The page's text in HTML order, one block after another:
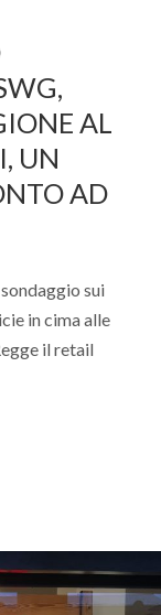
AL
UN
AD
sui
in cima alle
il retail